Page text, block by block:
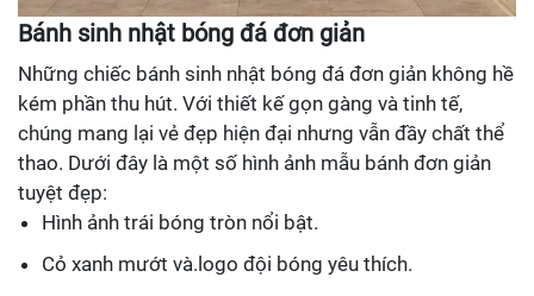
Bánh sinh nhật bóng đá đơn giản
Những chiếc bánh sinh nhật bóng đá đơn giản không hề
kém phần thu hút. Với thiết kế gọn gàng và tinh tế,
chúng mang lại vẻ đẹp hiện đại nhưng vẫn đầy chất thể
thao. Dưới đây là một số hình ảnh mẫu bánh đơn giản
tuyệt đẹp:
Hình ảnh trái bóng tròn nổi bật.
Cỏ xanh mướt và.logo đội bóng yêu thích.